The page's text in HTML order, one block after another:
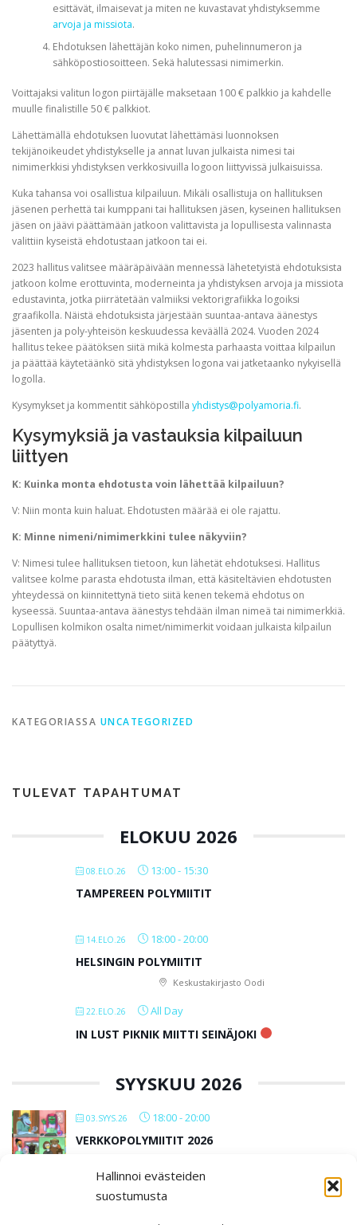
Hallinnoi evästeiden
suostumusta
esittävät, ilmaisevat ja miten ne kuvastavat yhdistyksemme
arvoja ja missiota.
Ehdotuksen lähettäjän koko nimen, puhelinnumeron ja
sähköpostiosoitteen. Sekä halutessasi nimimerkin.
Voittajaksi valitun logon piirtäjälle maksetaan 100 € palkkio ja kahdelle
muulle finalistille 50 € palkkiot.
Lähettämällä ehdotuksen luovutat lähettämäsi luonnoksen
tekijänoikeudet yhdistykselle ja annat luvan julkaista nimesi tai
nimimerkkisi yhdistyksen verkkosivuilla logoon liittyvissä julkaisuissa.
Kuka tahansa voi osallistua kilpailuun. Mikäli osallistuja on hallituksen
jäsenen perhettä tai kumppani tai hallituksen jäsen, kyseinen hallituksen
jäsen on jäävi päättämään jatkoon valittavista ja lopullisesta valinnasta
valittiin kyseistä ehdotustaan jatkoon tai ei.
2023 hallitus valitsee määräpäivään mennessä lähetetyistä ehdotuksista
jatkoon kolme erottuvinta, moderneinta ja yhdistyksen arvoja ja missiota
edustavinta, jotka piirrätetään valmiiksi vektorigrafiikka logoiksi
graafikolla. Näistä ehdotuksista järjestään suuntaa-antava äänestys
jäsenten ja poly-yhteisön keskuudessa keväällä 2024. Vuoden 2024
hallitus tekee päätöksen siitä mikä kolmesta parhaasta voittaa kilpailun
ja päättää käytetäänkö sitä yhdistyksen logona vai jatketaanko nykyisellä
logolla.
Kysymykset ja kommentit sähköpostilla yhdistys@polyamoria.fi.
Kysymyksiä ja vastauksia kilpailuun
liittyen
K: Kuinka monta ehdotusta voin lähettää kilpailuun?
V: Niin monta kuin haluat. Ehdotusten määrää ei ole rajattu.
K: Minne nimeni/nimimerkkini tulee näkyviin?
V: Nimesi tulee hallituksen tietoon, kun lähetät ehdotuksesi. Hallitus
valitsee kolme parasta ehdotusta ilman, että käsiteltävien ehdotusten
yhteydessä on kiinnitettynä tieto siitä kenen tekemä ehdotus on
kyseessä. Suuntaa-antava äänestys tehdään ilman nimeä tai nimimerkkiä.
Lopullisen kolmikon osalta nimet/nimimerkit voidaan julkaista kilpailun
päätyttyä.
KATEGORIASSA UNCATEGORIZED
TULEVAT TAPAHTUMAT
ELOKUU 2026
08.ELO.26 13:00- 15:30
TAMPEREEN POLYMIITIT
14.ELO.26 18:00-20:00
HELSINGIN POLYMIITIT
Keskustakirjasto Oodi
22.ELO.26 All Day
IN LUST PIKNIK MIITTI SEINÄJOKI
SYYSKUU 2026
03.SYYS.26 18:00-20:00
VERKKOPOLYMIITIT 2026